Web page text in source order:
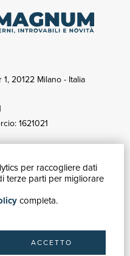
per raccogliere dati
terze parti per migliorare
completa.
ACCETTO
20122 Milano - Italia
1621021